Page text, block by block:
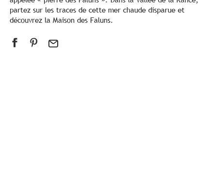
partez sur les traces de cette mer chaude disparue et
découvrez la Maison des Faluns.